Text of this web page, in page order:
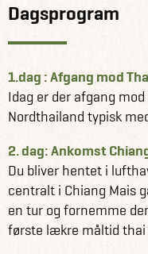
Dagsprogram
1.dag : Afgang mod
Idag er der afgang
Nordthailand typisk
2. dag: Ankomst
Du bliver hentet i
centralt i Chiang Mais
en tur og fornemme
første lækre måltid thai